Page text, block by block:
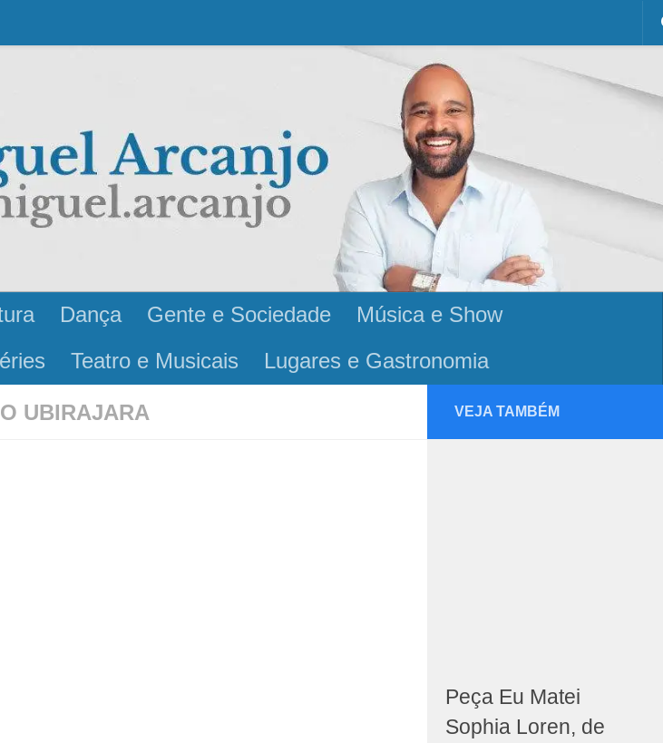
Dança Gente e Sociedade
Música e Show
Teatro e Musicais Lugares e Gastronomia
UBIRAJARA VEJA TAMBÉM
Peça Eu Matei
Sophia Loren, de